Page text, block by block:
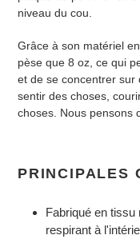
niveau du cou.
Grâce à son matériel
pèse que 8 oz, ce qui
et de se concentrer sur
sentir des choses,
choses. Nous pensons
PRINCIPALES
Fabriqué en tissu
respirant à